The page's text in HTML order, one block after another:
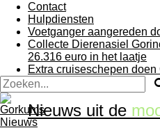
Contact
Hulpdiensten
Voetganger aangereden
Collecte Dierenasiel
26.316 euro in het laatje
Extra cruiseschepen
Nieuws uit de